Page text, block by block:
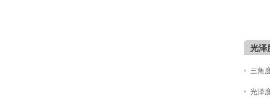
光泽
三角
光泽